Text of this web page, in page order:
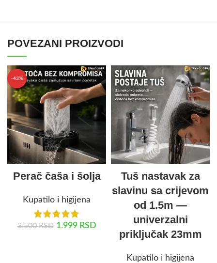
POVEZANI PROIZVODI
-43%
Perač čaša i šolja
Kupatilo i higijena
3.500RSD 1.999 RSD
Tuš nastavak za
slavinu sa crijevom
od 1.5m —
univerzalni
priključak 23mm
Kupatilo i higijena